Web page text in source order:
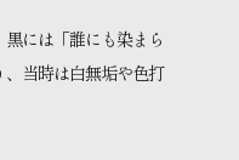
には「誰にも染まら
当時は白無垢や色打